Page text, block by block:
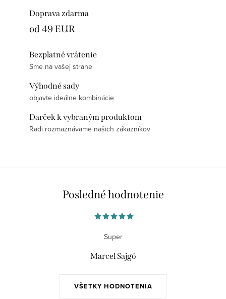
Doprava zdarma
od 49 EUR
Bezplatné vrátenie
Sme na vašej strane
Výhodné sady
objavte ideálne kombinácie
Darček k vybraným produktom
Radi rozmaznávame našich zákazníkov
Posledné hodnotenie
VŠETKY HODNOTENIA
Super
Marcel Sajgó